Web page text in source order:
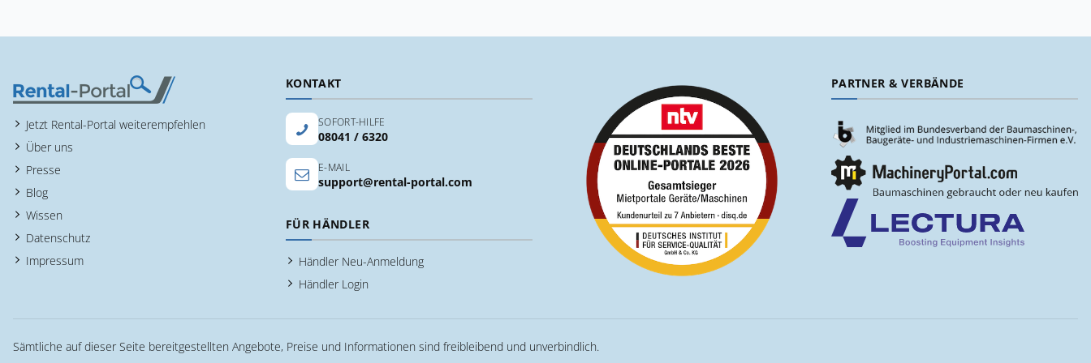
Jetzt Rental-Portal weiterempfehlen
Über uns
Presse
Blog
Wissen
Datenschutz
Impressum
KONTAKT
SOFORT-HILFE
08041 / 6320
E-MAIL
support@rental-portal.com
FÜR HÄNDLER
Händler Neu-Anmeldung
Händler Login
PARTNER & VERBÄNDE
Sämtliche auf dieser Seite bereitgestellten Angebote, Preise und Informationen sind freibleibend und unverbindlich.